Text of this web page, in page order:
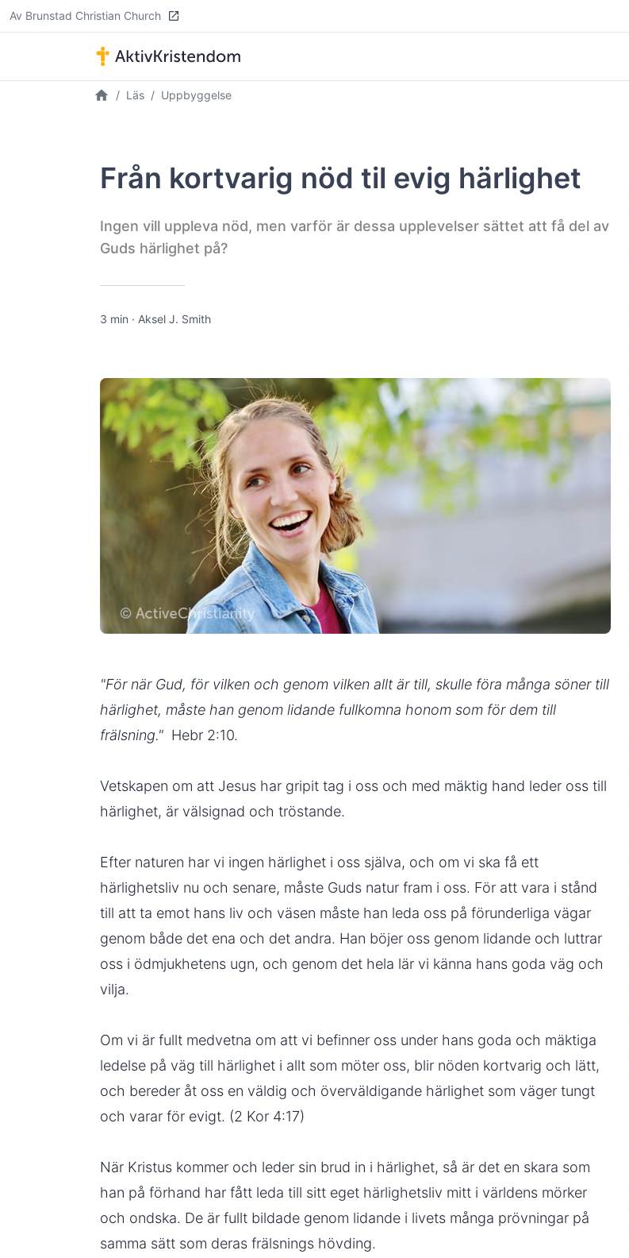
Av Brunstad Christian Church
Läs Uppbyggelse
Från kortvarig nöd til evig härlighet
Ingen vill uppleva nöd, men varför är dessa upplevelser sättet att få del av
Guds härlighet på?
3 min · Aksel J. Smith
"För när Gud, för vilken och genom vilken allt är till, skulle föra många söner till
härlighet, måste han genom lidande fullkomna honom som för dem till
frälsning." Hebr 2:10.
Vetskapen om att Jesus har gripit tag i oss och med mäktig hand leder oss till
härlighet, är välsignad och tröstande.
Efter naturen har vi ingen härlighet i oss själva, och om vi ska få ett
härlighetsliv nu och senare, måste Guds natur fram i oss. För att vara i stånd
till att ta emot hans liv och väsen måste han leda oss på förunderliga vägar
genom både det ena och det andra. Han böjer oss genom lidande och luttrar
oss i ödmjukhetens ugn, och genom det hela lär vi känna hans goda väg och
vilja.
Om vi är fullt medvetna om att vi befinner oss under hans goda och mäktiga
ledelse på väg till härlighet i allt som möter oss, blir nöden kortvarig och lätt,
och bereder åt oss en väldig och överväldigande härlighet som väger tungt
och varar för evigt. (2 Kor 4:17)
När Kristus kommer och leder sin brud in i härlighet, så är det en skara som
han på förhand har fått leda till sitt eget härlighetsliv mitt i världens mörker
och ondska. De är fullt bildade genom lidande i livets många prövningar på
samma sätt som deras frälsnings hövding.